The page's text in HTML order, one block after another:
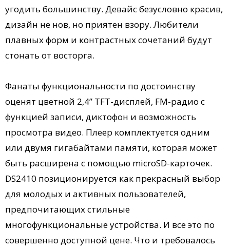
угодить большинству. Девайс безусловно красив,
дизайн не нов, но приятен взору. Любители
плавных форм и контрастных сочетаний будут
стонать от восторга.
Фанаты функциональности по достоинству
оценят цветной 2,4” TFT-дисплей, FM-радио с
функцией записи, диктофон и возможность
просмотра видео. Плеер комплектуется одним
или двумя гигабайтами памяти, которая может
быть расширена с помощью microSD-карточек.
DS2410 позиционируется как прекрасный выбор
для молодых и активных пользователей,
предпочитающих стильные
многофункциональные устройства. И все это по
совершенно доступной цене. Что и требовалось